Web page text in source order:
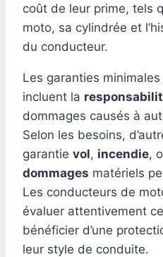
coût de leur prime, tels
moto, sa cylindrée et
du conducteur.
Les garanties
incluent la
dommages causés à
Selon les besoins,
garantie vol, incendie,
dommages matériels
Les conducteurs de
évaluer attentivement
bénéficier d’une
leur style de conduite.